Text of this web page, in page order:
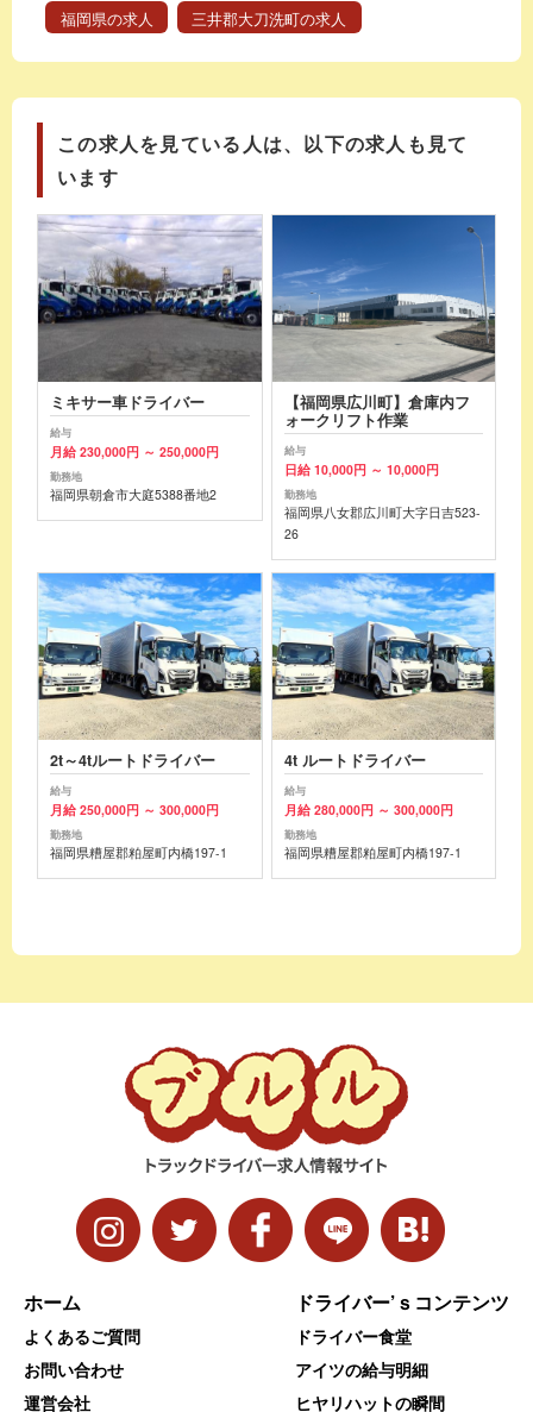
福岡県の求人 三井郡大刀洗町の求人
この求人を見ている人は、以下の求人も見て
います
ミキサー車ドライバー
給与
月給 230,000円 ～ 250,000円
勤務地
福岡県朝倉市大庭5388番地2
【福岡県広川町】倉庫内フ
ォークリフト作業
給与
日給 10,000円 ～ 10,000円
勤務地
福岡県八女郡広川町大字日吉523-
26
2t～4tルートドライバー
給与
月給 250,000円 ～ 300,000円
勤務地
福岡県糟屋郡粕屋町内橋197-1
4t ルートドライバー
給与
月給 280,000円 ～ 300,000円
勤務地
福岡県糟屋郡粕屋町内橋197-1
ホーム
よくあるご質問
お問い合わせ
運営会社
ドライバー’ｓコンテンツ
ドライバー食堂
アイツの給与明細
ヒヤリハットの瞬間